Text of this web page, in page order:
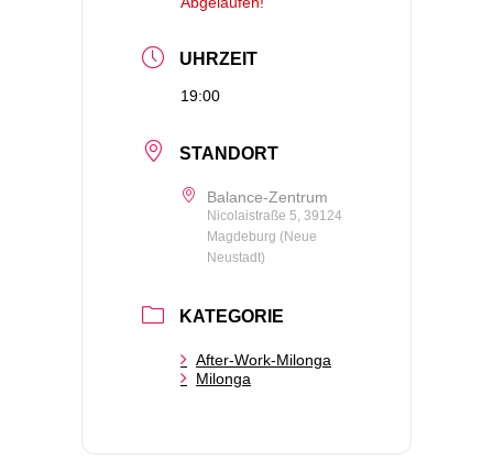
UHRZEIT
19:00
STANDORT
Balance-Zentrum
Nicolaistraße 5, 39124
Magdeburg (Neue
Neustadt)
KATEGORIE
After-Work-Milonga
Milonga